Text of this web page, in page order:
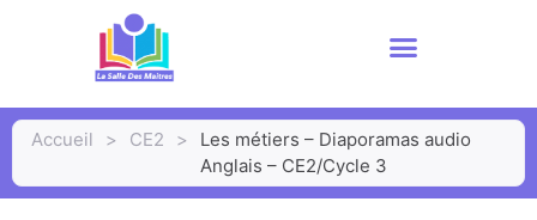
Accueil > CE2 >
Les métiers – Diaporamas audio
Anglais – CE2/Cycle 3